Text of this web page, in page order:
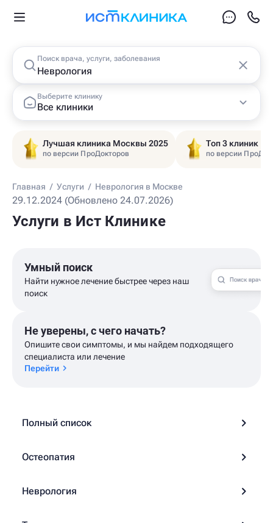
Поиск врача, услуги, заболевания
Выберите клинику
Все клиники
Лучшая клиника Москвы 2025
по версии ПроДокторов
Топ 3 клиник
по версии
Главная / Услуги / Неврология в Москве
29.12.2024 (Обновлено 24.07.2026)
Услуги в Ист Клинике
Умный поиск
Найти нужное лечение быстрее через наш
поиск
Не уверены, с чего начать?
Опишите свои симптомы, и мы найдем подходящего
специалиста или лечение
Перейти
Полный список
Остеопатия
Неврология